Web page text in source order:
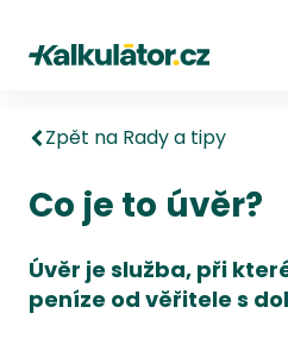
Kalkulátor.cz
Zpět na Rady a tipy
Co je to úvěr?
Úvěr je služba, při
peníze od věřitele s